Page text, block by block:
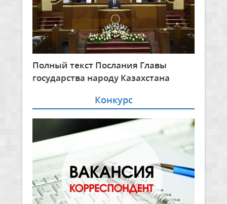
Полный текст Послания Главы
государства народу Казахстана
Конкурс